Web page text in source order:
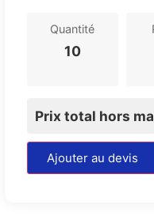
Quantité
10
Prix total hors
Ajouter au devis